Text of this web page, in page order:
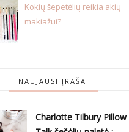
Kokių šepetėlių reikia akių
makiažui?
NAUJAUSI ĮRAŠAI
Charlotte Tilbury Pillow